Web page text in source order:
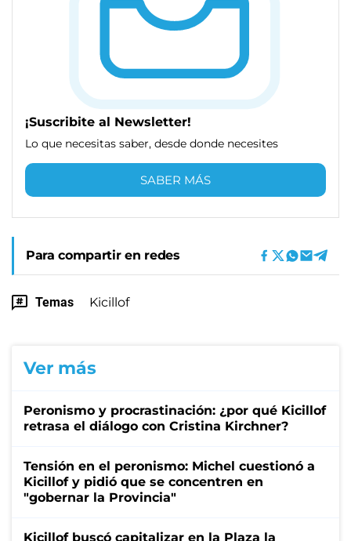
¡Suscribite al Newsletter!
Lo que necesitas saber, desde donde necesites
SABER MÁS
Para compartir en redes
Temas Kicillof
Ver más
Peronismo y procrastinación: ¿por qué Kicillof
retrasa el diálogo con Cristina Kirchner?
Tensión en el peronismo: Michel cuestionó a
Kicillof y pidió que se concentren en
"gobernar la Provincia"
Kicillof buscó capitalizar en la Plaza la